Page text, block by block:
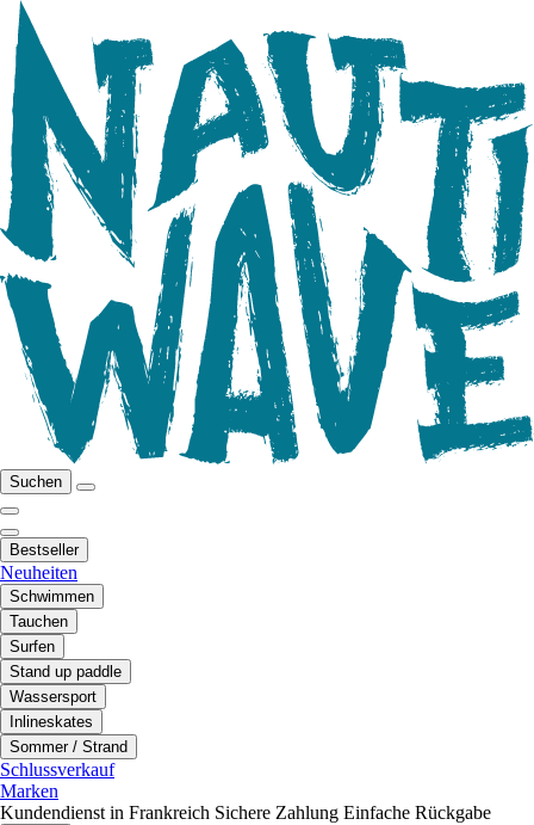
Suchen
Bestseller
Neuheiten
Schwimmen
Tauchen
Surfen
Stand up paddle
Wassersport
Inlineskates
Sommer / Strand
Schlussverkauf
Marken
Kundendienst in Frankreich Sichere Zahlung Einfache Rückgabe